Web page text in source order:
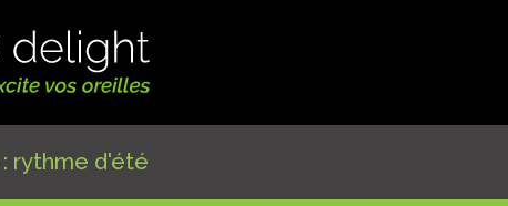
rythme d'été